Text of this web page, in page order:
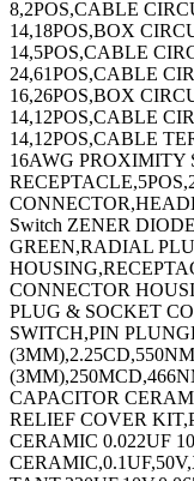
4,61POS,CABLE CIRCULAR CONN,PLUG,SIZE 16,26POS,BOX CIRCULAR CONNECTOR PLUG SIZE 14,12POS,CABLE CIRCULAR CONNECTOR PLUG,SIZE 14,12POS,CABLE TERMINAL,RING,#10 STUD,CRIMP,22-16AWG PROXIMITY SENSOR WIRE-BOARD CONN RECEPTACLE,5POS,2.54MM WIRE-BOARD CONNECTOR,HEADER 3POS,1ROW,3.96MM Pushbutton Switch ZENER DIODE,350mW,3.6V,SOT-23 LED,5MM,RED / GREEN,RADIAL PLUG & SOCKET HOUSING,RECEPTACLE,NYLON Multipole Connector CONNECTOR HOUSING,RECEPTACLE 10POS,2.54MM PLUG & SOCKET CONN,HEADER,16POS,4.2MM MICRO SWITCH,PIN PLUNGER,SPDT 11A 250V LED,WHITE,T-1 (3MM),2.25CD,550NM LED,BLUE,T-1 (3MM),250MCD,466NM ROUND KNOB,6.35MM CAPACITOR CERAMIC 12PF 50V,C0G,5%,080 STRAIN RELIEF COVER KIT,POLYPHENYLENE CAPACITOR CERAMIC 0.022UF 100V,X7R,10% CAPACITOR CERAMIC,0.1UF,50V,X7R,10%,1210 CAPACITOR TANT,220UF,10V,0.065 OHM,0.1,SMD ENCLOSURE,WALL MOUNT,ALUMINIUM ENCLOSURE,WALL MOUNT,ALUMINIUM STATIC PROTECTION PLUG & SOCKET CONN,HEADER,6POS,4.2MM FEMALE SCREW LOCK KIT,#4-40 POWER RELAY,DPDT,115VAC,3A,PLUG IN TERMINAL,RING TONGUE,#6,CRIMP,RED TERMINAL,RING TONGUE,#6,CRIMP,RED TERMINAL,RING TONGUE,#4,CRIMP LAMP,FLUORESCENT,BI-PIN,34W GROUNDING CORD GROUNDING CORD BOARD-BOARD CONN,HEADER,36WAY,1ROW HALL EFFECT MAGNETIC SENSOR CIRCULAR CONN,RCPT,SIZE 14,12POS,BOX Terminal TERMINAL,RING TONGUE,#8,CRIMP,RED TERMINAL,RING TONGUE,#10,CRIMP YELLOW CONTACT,SOCKET,SOLDER TERMINAL,MALE DISCONNECT,0.25IN,BLUE TERMINAL,FEMALE DISCONNECT,0.187IN RED TERMINAL,FEMALE DISCONNECT,0.11IN,RED TERMINAL,FEMALE DISCONNECT,0.187IN RED TERMINAL,RING TONGUE,5/16IN,CRIMP CAPACITOR CERAMIC 0.033UF 100V,X7R,10%,RAD CAPACITOR CERAMIC 220PF,1000V,X5F,10%,RAD TERMINAL,RING TONGUE,#4,CRIMP,RED TERMINAL,RING TONGUE,#8,CRIMP,RED TERMINAL,RING TONGUE,#10,CRIMP YELLOW TERMINAL,SPADE/FORK,#8,CRIMP,BLUE TERMINAL,CLOSED END SPLICE,RED TERMINAL,RING TONGUE,#6,CRIMP,BLUE TERMINAL,RING TONGUE,#10,CRIMP YELLOW TERMINAL,RING TONGUE,#6,CRIMP,RED TERMINAL,RING TONGUE 1/4IN CRIMP YELLOW TERMINAL,RING TONGUE,#2,CRIMP TERMINAL,SPADE/FORK,#4,CRIMP TERMINAL,RING TONGUE,#6,CRIMP,BLUE TERMINAL,RING TONGUE,#6,CRIMP,RED SWITCH,ROCKER,DPST,10A,250V,ORANGE CONTACT,SOCKET,30-26AWG,CRIMP CIRCULAR CONNECTOR,PLUG,7POS,CABLE RESISTOR,METAL FILM,3.32KOHM,600mW,1% RESISTOR,METAL FILM,51.1 OHM,600mW,1% RESISTOR,METAL FILM,75KOHM,600mW,1% RESISTOR,METAL FILM,7.5KOHM,600mW,1% Analog/Digital Converter IC Number of Bi IC,OP-AMP,2MHZ,15V/Âµs,SOIC-8 IC,AUDIO PWR AMP,CLASS AB 700mW MSOP-8 ENCLOSURE,WALL MOUNT POLYCARBONATE GRAY N CHANNEL MOSFET,400V,3A TO-205AF ENCLOSURES,ACCESSORIES TERMINAL,FEMALE DISCONNECT,0.187IN BLUE TACHOMETER CIRCULAR CONNECTOR PLUG SIZE 11,13POS,CABLE SWITCH,ROCKER,DPST,10A,250V,BLACK IR EMITTER,940NM,T-1 3/4,THROUGH HOLE TERMINAL BLOCK JUMPER,10WAY RESISTOR,METAL FILM,9.09KOHM,250mW,1% STRAIGHT KEY POWER RELAY,4PDT,24VDC,6A,PLUG IN KEYCAP ENCLOSURE MULTIPURPOSE POLYCARBONATE RED MICRO SW,SPRING PLUNGER,SPDT,25A 250V WIRE-BOARD CONNECTOR RECEPTACLE,7POS,2.54MM CONTACT,PIN,30-26AWG,CRIMP CIRCULAR CONTACT,PIN,18-14AWG,CRIMP CIRCULAR CONN,RCPT,SIZE 20,17POS,BOX CIRCULAR CONNECTOR PLUG SIZE 14S,5POS,CABLE CIRCULAR CONNECTOR PLUG SIZE 14S,3POS,CABLE CIRCULAR CONNECTOR PLUG,SIZE 16,3POS,CABLE CIRCULAR CONN,RCPT,SIZE 12,10POS,BOX CIRCULAR CONN,RCPT,SIZE 12,3POS,BOX CIRCULAR CONN,PLUG,SIZE 16,8POS,BOX CIRCULAR CONN,RCPT,SIZE 16,8POS,BOX CIRCULAR CONN,RCPT,SIZE 18,32POS,BOX CIRCULAR CONNECTOR PLUG,SIZE 12,3POS,CABLE CIRCULAR CONNECTOR PLUG,SIZE 16,8POS,CABLE CIRCULAR CONNECTOR PLUG,SIZE 16,8POS,CABLE CIRCULAR CONN,RCPT,SIZE 10,6POS,BOX CIRCULAR CONN,RCPT,SIZE 16,26POS,BOX CIRCULAR CONN,RCPT,SIZE 16,26POS,BOX CIRCULAR CONN,RCPT,SIZE 18,32POS,BOX CIRCULAR CONN,RCPT,SIZE 20,41POS,BOX CIRCULAR CONNECTOR,PLUG,12-10P,CABLE CIRCULAR CONNECTOR PLUG,SIZE 12,3POS,CABLE CIRCULAR CONNECTOR PLUG SIZE 16,26POS,CABLE CIRC stor STRAIN RELIEF,14WAY CIRCUIT BREAKER,THERMAL,1P,250V,5A SPXO,10MHZ,SMD CRYSTAL,18.432MHZ,20PF,SMD CRYSTAL,12MHZ,16PF,SMD RF/COAXIAL ADAPTER,N JACK-7/16 DIN PLUG FUSE BLOCK,CLASS CC FUSE FUSE HOLDER Switch Knob Alphanumeric LED Display Panel FERRITE BEAD,0.2OHM,300mA,0805 FERRITE